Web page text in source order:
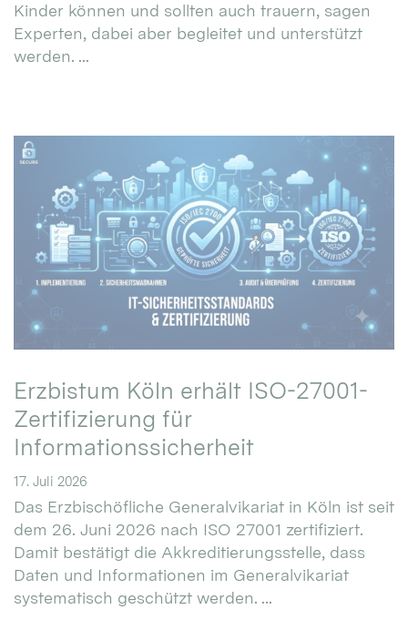
Kinder können und sollten auch trauern, sagen
Experten, dabei aber begleitet und unterstützt
werden. ...
Erzbistum Köln erhält ISO-27001-
Zertifizierung für
Informationssicherheit
17. Juli 2026
Das Erzbischöfliche Generalvikariat in Köln ist seit
dem 26. Juni 2026 nach ISO 27001 zertifiziert.
Damit bestätigt die Akkreditierungsstelle, dass
Daten und Informationen im Generalvikariat
systematisch geschützt werden. ...